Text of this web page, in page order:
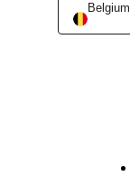
Belgium